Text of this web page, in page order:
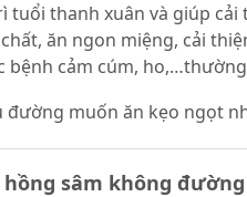
tuổi thanh xuân và giúp
ăn ngon miệng, cải
bệnh cảm cúm,
muốn ăn kẹo ngọt
sâm không đường